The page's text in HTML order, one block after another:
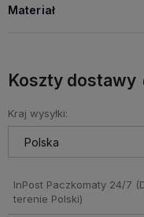
Materiał
Koszty dostawy
Kraj wysyłki:
InPost Paczkomaty 24/7
terenie Polski)